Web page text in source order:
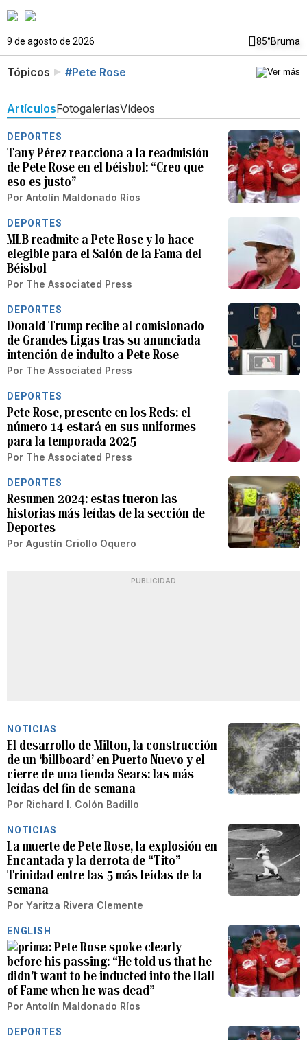
9 de agosto de 2026 85°Bruma
Tópicos #Pete Rose
ArtículosFotogaleríasVídeos
DEPORTES
Tany Pérez reacciona a la readmisión
de Pete Rose en el béisbol: “Creo que
eso es justo”
Por Antolín Maldonado Ríos
DEPORTES
MLB readmite a Pete Rose y lo hace
elegible para el Salón de la Fama del
Béisbol
Por The Associated Press
DEPORTES
Donald Trump recibe al comisionado
de Grandes Ligas tras su anunciada
intención de indulto a Pete Rose
Por The Associated Press
DEPORTES
Pete Rose, presente en los Reds: el
número 14 estará en sus uniformes
para la temporada 2025
Por The Associated Press
DEPORTES
Resumen 2024: estas fueron las
historias más leídas de la sección de
Deportes
Por Agustín Criollo Oquero
PUBLICIDAD
NOTICIAS
El desarrollo de Milton, la construcción
de un ‘billboard’ en Puerto Nuevo y el
cierre de una tienda Sears: las más
leídas del fin de semana
Por Richard I. Colón Badillo
NOTICIAS
La muerte de Pete Rose, la explosión en
Encantada y la derrota de “Tito”
Trinidad entre las 5 más leídas de la
semana
Por Yaritza Rivera Clemente
ENGLISH
Pete Rose spoke clearly
before his passing: “He told us that he
didn’t want to be inducted into the Hall
of Fame when he was dead”
Por Antolín Maldonado Ríos
DEPORTES